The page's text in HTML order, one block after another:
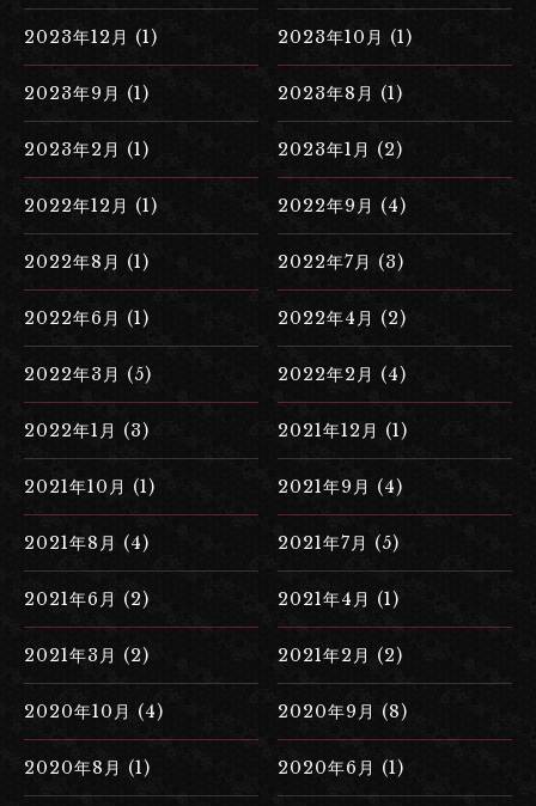
2023年12月 (1) 2023年10月 (1)
2023年9月 (1) 2023年8月 (1)
2023年2月 (1) 2023年1月 (2)
2022年12月 (1) 2022年9月 (4)
2022年8月 (1) 2022年7月 (3)
2022年6月 (1) 2022年4月 (2)
2022年3月 (5) 2022年2月 (4)
2022年1月 (3) 2021年12月 (1)
2021年10月 (1) 2021年9月 (4)
2021年8月 (4) 2021年7月 (5)
2021年6月 (2) 2021年4月 (1)
2021年3月 (2) 2021年2月 (2)
2020年10月 (4) 2020年9月 (8)
2020年8月 (1) 2020年6月 (1)